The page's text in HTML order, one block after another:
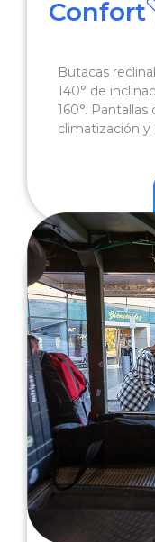
Confort
Butacas
140° de
160°.
climatización y